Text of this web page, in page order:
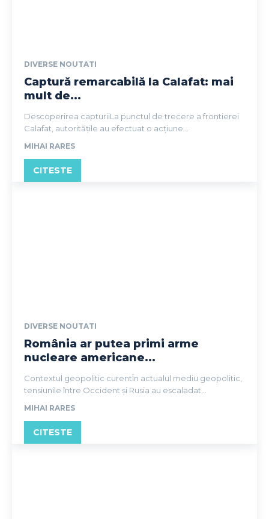
DIVERSE NOUTATI
Captură remarcabilă la Calafat: mai
mult de...
Descoperirea capturiiLa punctul de trecere a frontierei
Calafat, autoritățile au efectuat o acțiune...
MIHAI RARES
CITESTE
DIVERSE NOUTATI
România ar putea primi arme
nucleare americane...
Contextul geopolitic curentÎn actualul mediu geopolitic,
tensiunile între Occident și Rusia au escaladat...
MIHAI RARES
CITESTE